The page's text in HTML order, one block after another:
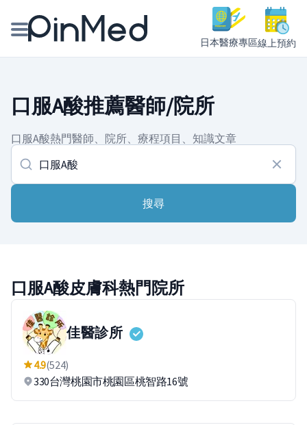
日本醫療專區線上預約
醫師專欄專訪
健康主題館
我是醫療人員
口服A酸推薦醫師/院所
口服A酸熱門醫師、院所、療程項目、知識文章
搜尋
口服A酸皮膚科熱門院所
佳醫診所
4.9(524)
330台灣桃園市桃園區桃智路16號